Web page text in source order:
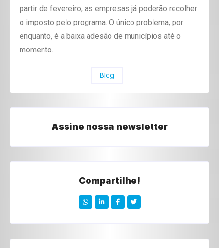
partir de fevereiro, as empresas já poderão recolher
o imposto pelo programa. O único problema, por
enquanto, é a baixa adesão de municípios até o
momento.
Blog
Assine nossa newsletter
Compartilhe!